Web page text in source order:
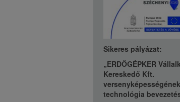
Sikeres pályázat:
„ERDŐGÉPKER
Kereskedő Kft.
technológia